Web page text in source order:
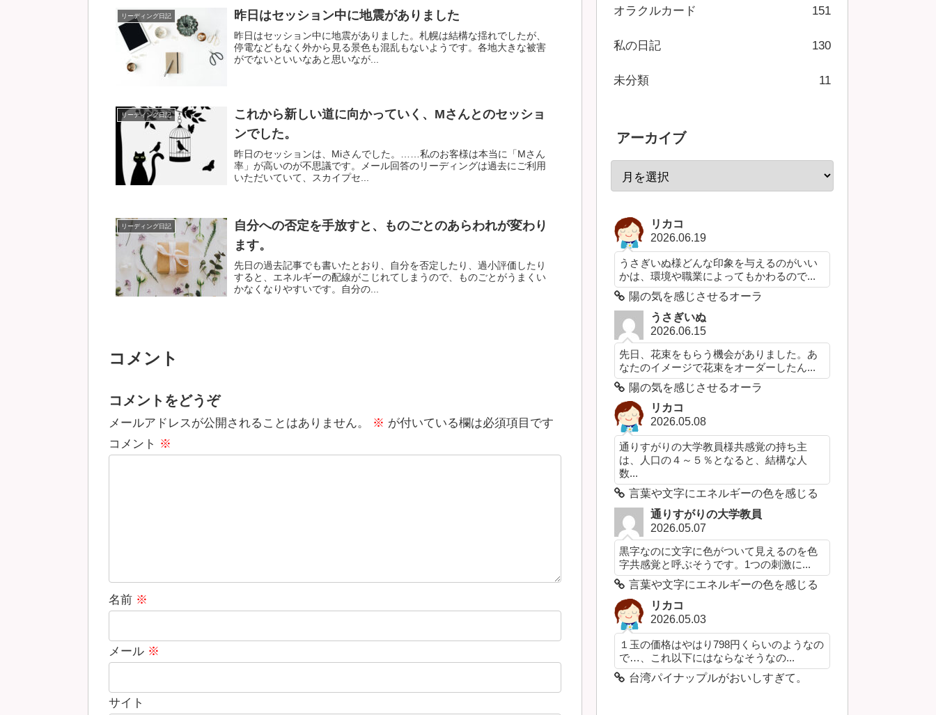
リーディング日記 昨日はセッション中に地震がありました
昨日はセッション中に地震がありました。札幌は結構な揺れでしたが、
停電などもなく外から見る景色も混乱もないようです。各地大きな被害
がでないといいなあと思いなが...
リーディング日記
これから新しい道に向かっていく、Mさんとのセッショ
ンでした。
昨日のセッションは、Miさんでした。……私のお客様は本当に「Mさん
率」が高いのが不思議です。メール回答のリーディングは過去にご利用
いただいていて、スカイプセ...
リーディング日記
自分への否定を手放すと、ものごとのあらわれが変わり
ます。
先日の過去記事でも書いたとおり、自分を否定したり、過小評価したり
すると、エネルギーの配線がこじれてしまうので、ものごとがうまくい
かなくなりやすいです。自分の...
コメント
コメントをどうぞ
メールアドレスが公開されることはありません。 ※ が付いている欄は必須項目です
コメント ※
名前 ※
メール ※
サイト
オラクルカード 151
私の日記 130
未分類 11
アーカイブ
リカコ
2026.06.19
うさぎいぬ様どんな印象を与えるのがいい
かは、環境や職業によってもかわるので...
陽の気を感じさせるオーラ
うさぎいぬ
2026.06.15
先日、花束をもらう機会がありました。あ
なたのイメージで花束をオーダーしたん...
陽の気を感じさせるオーラ
リカコ
2026.05.08
通りすがりの大学教員様共感覚の持ち主
は、人口の４～５％となると、結構な人
数...
言葉や文字にエネルギーの色を感じる
通りすがりの大学教員
2026.05.07
黒字なのに文字に色がついて見えるのを色
字共感覚と呼ぶそうです。1つの刺激に...
言葉や文字にエネルギーの色を感じる
リカコ
2026.05.03
１玉の価格はやはり798円くらいのようなの
で…、これ以下にはならなそうなの...
台湾パイナップルがおいしすぎて。